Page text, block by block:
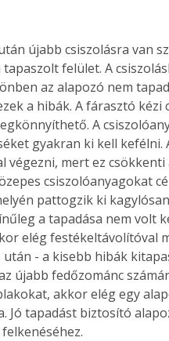
felület. A
az alapozó nem
a hibák. A fárasztó
A
gyakran ki kell kefélni.
végezni, mert ez
csiszolóanyagokat
pattogzik ki
a tapadása nem volt
elég festékeltávolítóval
után - a kisebb hibák
újabb fedőzománc
akkor elég egy
Jó tapadást biztosító